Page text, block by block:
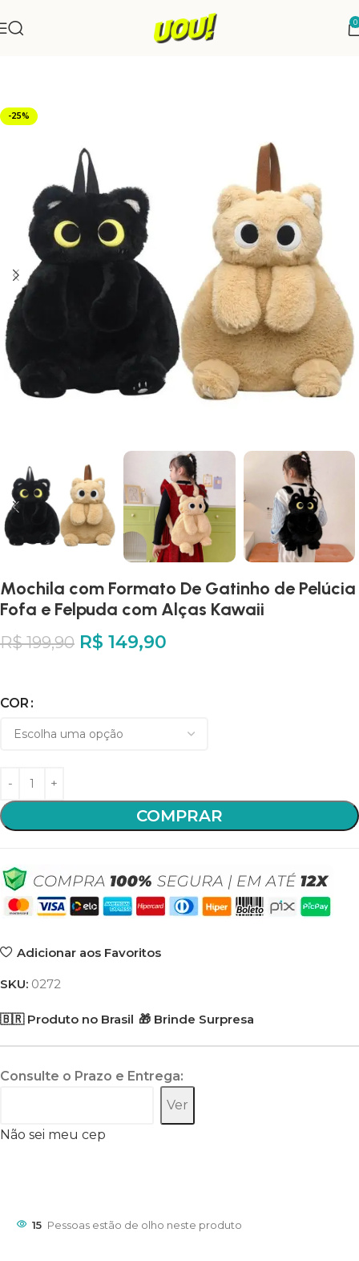
0
-25%
Mochila com Formato De Gatinho de Pelúcia
Fofa e Felpuda com Alças Kawaii
R$199,90 R$ 149,90
COR
COMPRAR
Adicionar aos Favoritos
SKU: 0272
🇧🇷 Produto no Brasil 🎁 Brinde Surpresa
Consulte o Prazo e Entrega:
Ver
Não sei meu cep
15 Pessoas estão de olho neste produto